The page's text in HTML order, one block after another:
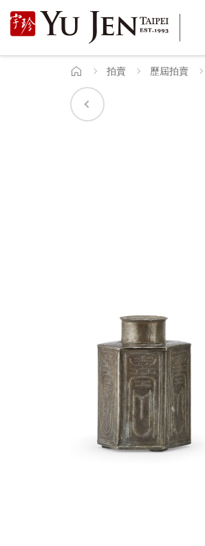
宇
珍
首
頁
拍賣 歷屆拍賣